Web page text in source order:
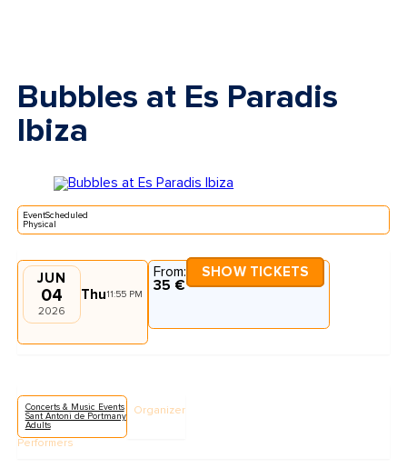
Bubbles at Es Paradis
Ibiza
EventScheduled
Physical
JUN
04
2026
Thu11:55 PM
From:
35 €
SHOW TICKETS
Concerts & Music Events
Sant Antoni de Portmany
Adults
Performers
Organizer